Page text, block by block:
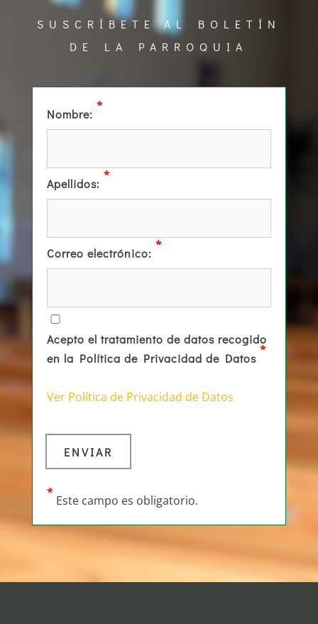
SUSCRÍBETE AL BOLETÍN
DE LA PARROQUIA
Nombre:
*
Apellidos:
*
Correo electrónico:
*
Acepto el tratamiento de datos recogido
en la Política de Privacidad de Datos
*
Ver Política de Privacidad de Datos
*
Este campo es obligatorio.